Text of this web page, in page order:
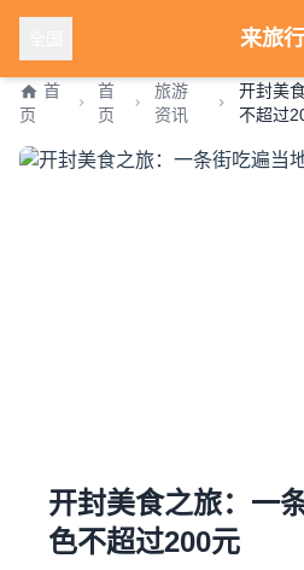
来旅行
首
页
首
页
旅游
资讯
开封美
不超过
开封美食之旅：一
色不超过200元